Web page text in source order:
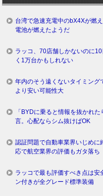
台湾で急速充電中のbX4Xが燃
電池が燃えたようだ
ラッコ、70店舗しかないのに
く1万台かもしれない
年内のそう遠くないタイミング
より安い可能性大
「BYDに乗ると情報を抜かれ
言。心配ならシム抜けばOK
認証問題で自動車業界いじめ
応で航空業界の評価もガタ落ち
ラッコで最も評価すべき点は
ン付きが全グレード標準装備